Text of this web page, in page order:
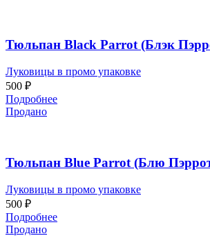
Тюльпан Black Parrot (Блэк
Луковицы в промо упаковке
500 ₽
Подробнее
Продано
Тюльпан Blue Parrot (Блю
Луковицы в промо упаковке
500 ₽
Подробнее
Продано